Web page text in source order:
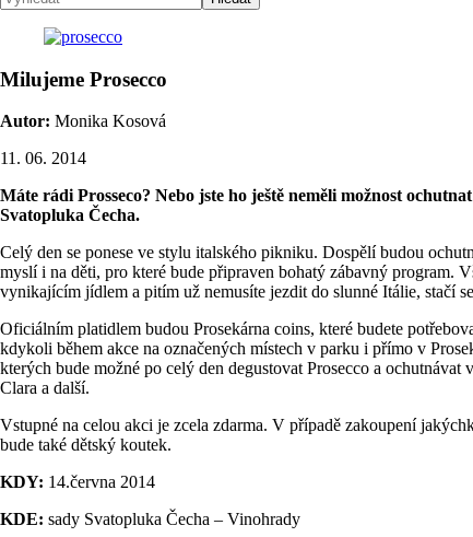
Milujeme Prosecco
Autor: Monika Kosová
11. 06. 2014
Máte rádi Prosseco? Nebo jste ho ještě neměli možnost
Svatopluka Čecha.
Celý den se ponese ve stylu italského pikniku. Dospělí budou
myslí i na děti, pro které bude připraven bohatý zábavný program.
vynikajícím jídlem a pitím už nemusíte jezdit do slunné Itálie, stačí
Oficiálním platidlem budou Prosekárna coins, které budete
kdykoli během akce na označených místech v parku i přímo v
kterých bude možné po celý den degustovat Prosecco a
Clara a další.
Vstupné na celou akci je zcela zdarma. V případě zakoupení
bude také dětský koutek.
KDY: 14.června 2014
KDE: sady Svatopluka Čecha – Vinohrady